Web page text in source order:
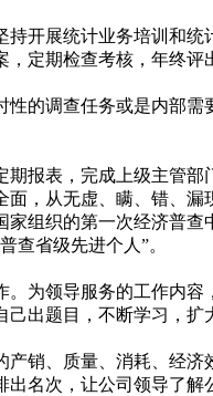
开展统计业务培训和
定期检查考核，年终
的调查任务或是内部
报表，完成上级主管
，从无虚、瞒、错、
组织的第一次经济普
查省级先进个人”。
为领导服务的工作内
出题目，不断学习，
销、质量、消耗、经济
名次，让公司领导了解